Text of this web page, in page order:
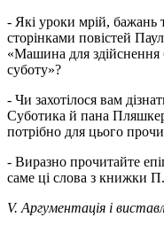
- Які уроки мрій, бажань
сторінками повістей
«Машина для здійснення
суботу»?
- Чи захотілося вам
Суботика й пана
потрібно для цього
- Виразно прочитайте
саме ці слова з книжки
V. Аргументація і